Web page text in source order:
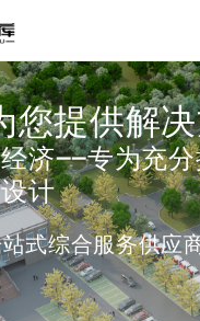
您提供解
济——专为充
计
式综合服务供应